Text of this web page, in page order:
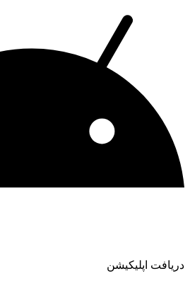
دریافت اپلیکیشن